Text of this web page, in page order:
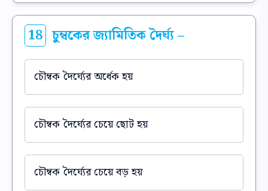
18 চুম্বকের জ্যামিতিক দৈর্ঘ্য –
চৌম্বক দৈর্ঘ্যের অর্ধেক হয়
চৌম্বক দৈর্ঘ্যের চেয়ে ছোট হয়
চৌম্বক দৈর্ঘ্যের চেয়ে বড় হয়